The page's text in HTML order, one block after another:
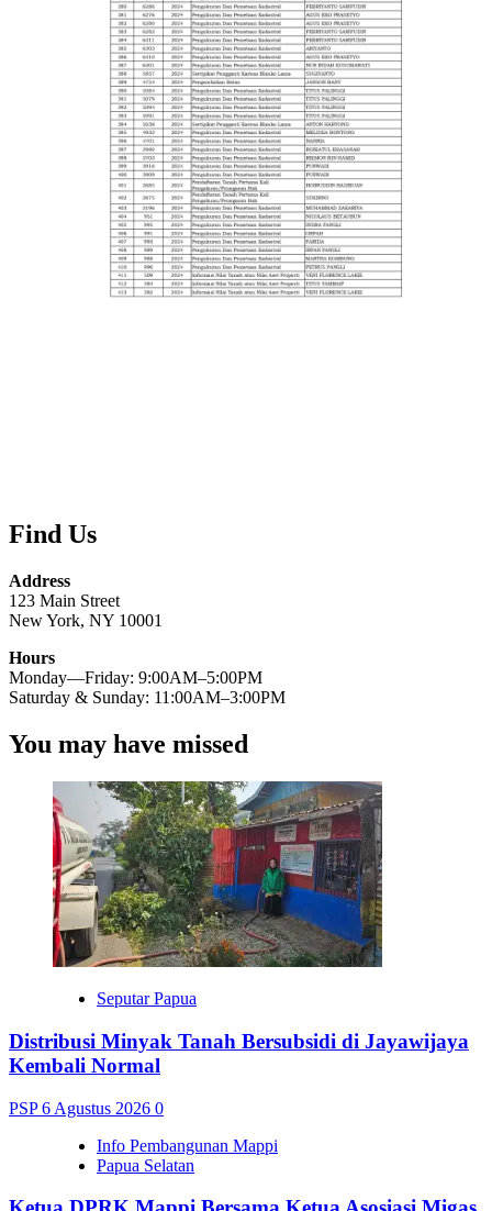
Find Us
Address
123 Main Street
New York, NY 10001
Hours
Monday—Friday: 9:00AM–5:00PM
Saturday & Sunday: 11:00AM–3:00PM
You may have missed
Seputar Papua
Distribusi Minyak Tanah Bersubsidi di Jayawijaya
Kembali Normal
PSP6 Agustus 2026 0
Info Pembangunan Mappi
Papua Selatan